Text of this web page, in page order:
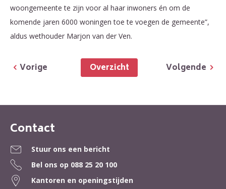
woongemeente te zijn voor al haar inwoners én om de
komende jaren 6000 woningen toe te voegen de gemeente”,
aldus wethouder Marjon van der Ven.
Volgende
Overzicht
Vorige
Contactinformatie
Contact
Stuur ons een bericht
Bel ons op 088 25 20 100
Kantoren en openingstijden